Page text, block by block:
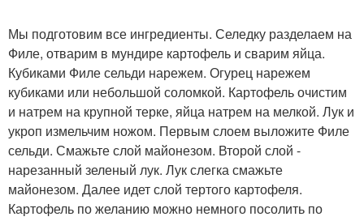
Мы подготовим все ингредиенты. Селедку разделаем на
Филе, отварим в мундире картофель и сварим яйца.
Кубиками Филе сельди нарежем. Огурец нарежем
кубиками или небольшой соломкой. Картофель очистим
и натрем на крупной терке, яйца натрем на мелкой. Лук и
укроп измельчим ножом. Первым слоем выложите Филе
сельди. Смажьте слой майонезом. Второй слой -
нарезанный зеленый лук. Лук слегка смажьте
майонезом. Далее идет слой тертого картофеля.
Картофель по желанию можно немного посолить по